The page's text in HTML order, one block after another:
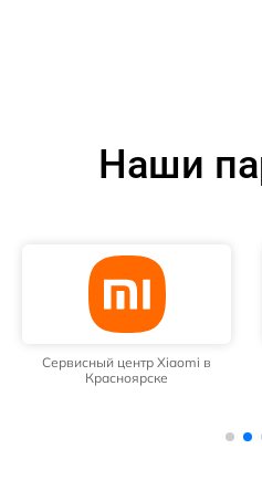
Наши
Сервисный центр Xiaomi в
Красноярске